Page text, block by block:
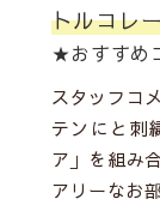
トルコレ
★おすすめ
スタッフコ
テンにと刺
ア」を組み
アリーなお